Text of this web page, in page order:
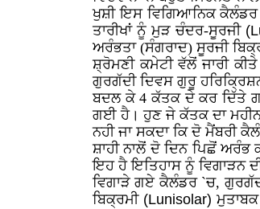
ਖੁਸ਼ੀ ਇਸ ਵਿਗਿਆਨਿਕ
ਤਾਰੀਖਾਂ ਨੂੰ ਮੁੜ ਚੰਦਰ-ਸੂਰਜੀ
ਅਰੰਭਤਾ (ਸੰਗਰਾਦ) ਸੂਰਜੀ
ਸ਼੍ਰੋਮਣੀ ਕਮੇਟੀ ਵੱਲੋਂ ਜਾਰੀ
ਗੁਰਗੱਦੀ ਦਿਵਸ ਗੁਰੂ
ਬਦਲ ਕੇ 4 ਕੱਤਕ ਦੇ ਕਰ ਦਿੱਤੇ
ਗਈ ਹੈ। ਹੁਣ ਜੇ ਕੱਤਕ ਦਾ
ਨਹੀ ਜਾ ਸਕਦਾ ਕਿ ਦੋ ਮੈਂਬਰੀ
ਸ਼ਾਹੀ ਨਾਲੋਂ ਦੋ ਦਿਨ ਪਿਛੋਂ
ਇਹ ਹੈ ਇਤਿਹਾਸ ਨੂੰ ਵਿਗਾੜਨ
ਵਿਗਾੜੇ ਗਏ ਕੈਲੰਡਰ `ਚ,
ਬਿਕ੍ਰਮੀ (Lunisolar)